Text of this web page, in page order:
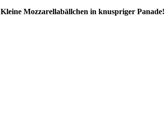
Kleine Mozzarellabällchen in knuspriger Panade!